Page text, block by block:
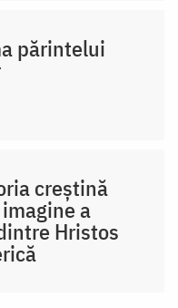
părintelui
creștină
a
Hristos